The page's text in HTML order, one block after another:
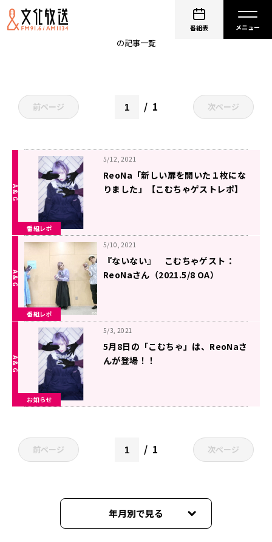
番組表
の記事一覧
前ページ 1 次ページ
番組レポ
5/12, 2021
ReoNa「新しい扉を開いた１枚にな
りました」【こむちゃゲストレポ】
番組レポ
5/10, 2021
『ないない』 こむちゃゲスト：
ReoNaさん（2021.5/8 OA）
お知らせ
5/3, 2021
5月8日の「こむちゃ」は、ReoNaさ
んが登場！！
前ページ 1 次ページ
年月別で見る